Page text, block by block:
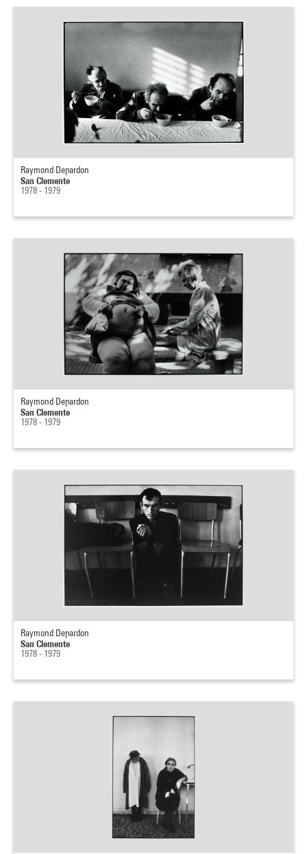
Raymond Depardon
San Clemente
1978 - 1979
Raymond Depardon
San Clemente
1978 - 1979
Raymond Depardon
San Clemente
1978 - 1979